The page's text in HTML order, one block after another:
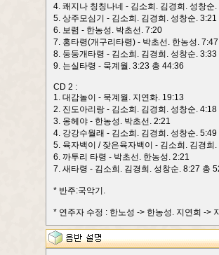
4. 쾌지나 칭칭나네 - 김소희. 김경희. 성창순
5. 상주모심기 - 김소희. 김경희. 성창순. 3:21
6. 보렴 - 한농성. 박초선. 7:20
7. 홍타령(개구리타령) - 박초선. 한농성. 7:47
8. 둥둥개타령 - 김소희. 김경희. 성창순. 3:33
9. 는실타령 - 묵계월. 3:23 총 44:36
CD 2 :
1. 대감놀이 - 묵계월. 지연화. 19:13
2. 진도아리랑 - 김소희. 김경희. 성창순. 4:18
3. 옹헤야 - 한농성. 박초선. 2:21
4. 강강수월래 - 김소희. 김경희. 성창순. 5:49
5. 육자백이 / 잦은육자백이 - 김소희. 김경희
6. 까투리 타령 - 박초선. 한농성. 2:21
7. 새타령 - 김소희. 김경희. 성창순. 8:27 총
* 반주:국악기.
* 연주자 수정 : 한노성 -> 한농성. 지연희 ->